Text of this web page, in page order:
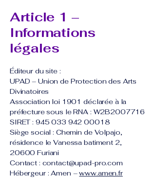
Article 1 –
Informations
légales
Éditeur du site :
UPAD – Union de Protection des Arts
Divinatoires
Association loi 1901 déclarée à la
préfecture sous le RNA : W2B2007716
SIRET : 945 033 942 00018
Siège social : Chemin de Volpajo,
résidence le Vanessa batiment 2,
20600 Furiani
Contact : contact@upad-pro.com
Hébergeur : Amen –www.amen.fr